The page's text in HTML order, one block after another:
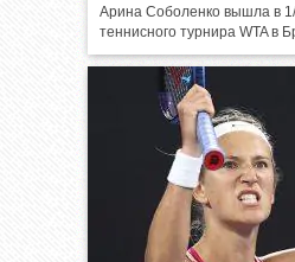
Арина Соболенко вышла в
теннисного турнира WTA в